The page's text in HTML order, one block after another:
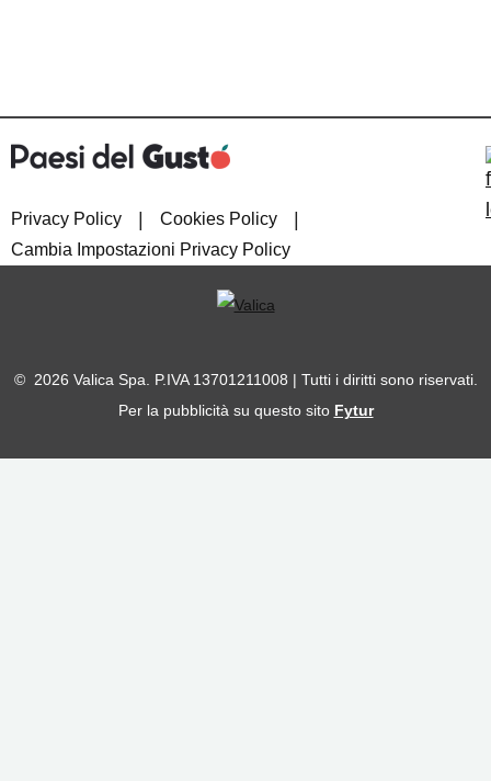
Privacy Policy Cookies Policy
Cambia Impostazioni Privacy Policy
© 2026 Valica Spa. P.IVA 13701211008 | Tutti i diritti sono riservati.
Per la pubblicità su questo sito Fytur